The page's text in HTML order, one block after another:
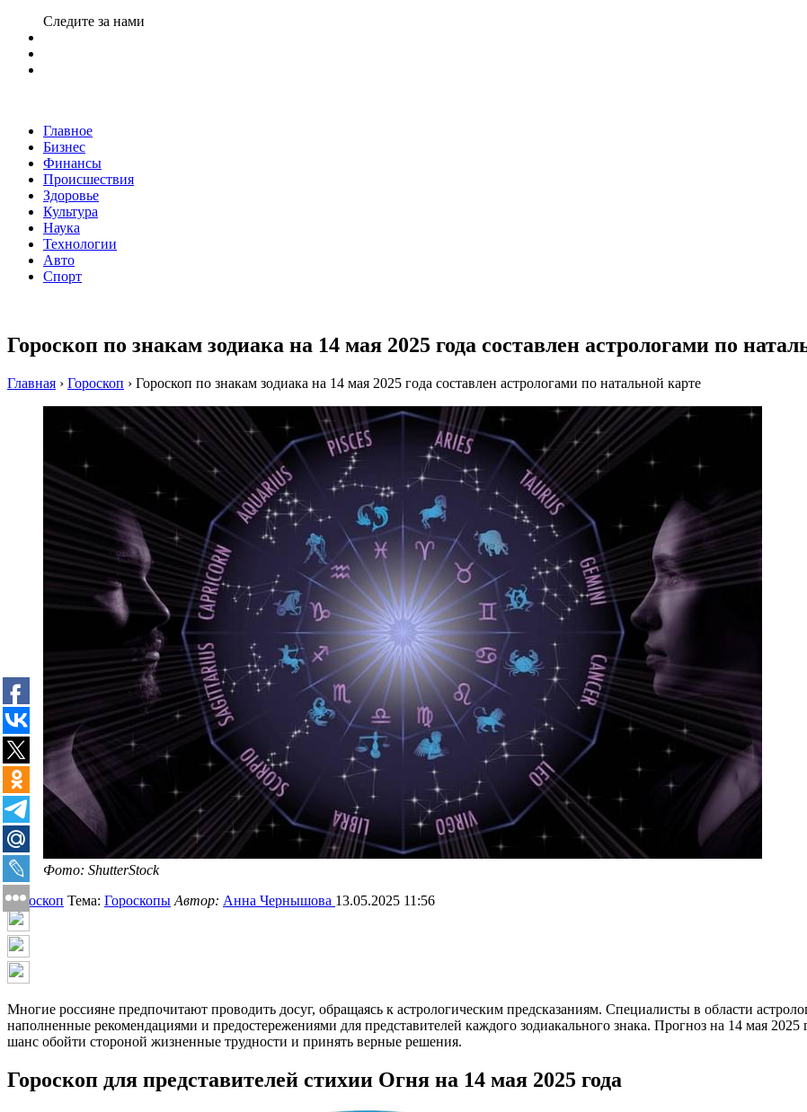
Следите за нами
Главное
Бизнес
Финансы
Происшествия
Здоровье
Культура
Наука
Технологии
Авто
Спорт
Гороскоп по знакам зодиака на 14 мая 2025 года составлен астрологами по
Главная › Гороскоп › Гороскоп по знакам зодиака на 14 мая 2025 года составлен астрологами по натальной карте
Фото: ShutterStock
Гороскоп Тема: Гороскопы Автор: Анна Чернышова 13.05.2025 11:56
Многие россияне предпочитают проводить досуг, обращаясь к астрологическим предсказаниям. Специалисты в области
наполненные рекомендациями и предостережениями для представителей каждого зодиакального знака. Прогноз на 14 мая 2025
шанс обойти стороной жизненные трудности и принять верные решения.
Гороскоп для представителей стихии Огня на 14 мая 2025 года